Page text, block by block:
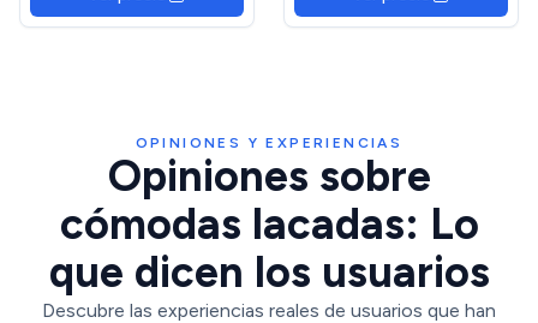
Sinfonier Colección Tibet
OPINIONES Y EXPERIENCIAS
Opiniones sobre
cómodas lacadas: Lo
que dicen los usuarios
Descubre las experiencias reales de usuarios que han